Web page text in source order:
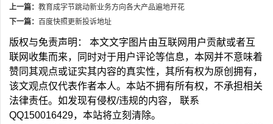
上一篇： 教育成字节跳动新业务方向各大产品遍地开花
下一篇：
百度快照更新投诉地址
版权与免责声明： 本文文字图片由互联网用户贡献或者互
联网收集而来，同时对于用户评论等信息，本网并不意味着
赞同其观点或证实其内容的真实性，其所有权为原创拥有，
该文观点仅代表作者本人。本站不拥有所有权，不承担相关
法律责任。如发现有侵权/违规的内容， 联系
QQ150016429，本站将立刻清除。